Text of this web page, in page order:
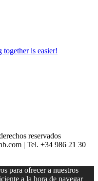
together is easier!
reservados
| Tel. +34 986 21 30
para ofrecer a nuestros
a la hora de navegar